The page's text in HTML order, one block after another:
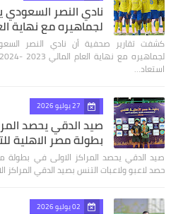
نادي النصر السعودي
لجماهيره مع نهاية
كشفت تقارير صحفية أن نادي النصر
استعاد…
27 يوليو 2026
صيد الدقي يحصد
بطولة مصر الاهلية
صيد الدقي يحصد المراكز الاولى في بطولة
حصد لاعبو ولاعبات التنس بصيد الدقي
02 يوليو 2026